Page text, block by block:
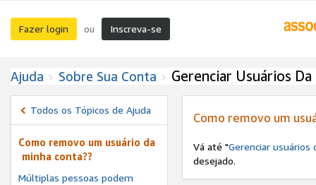
Fazer login ou Inscreva-se
Ajuda Sobre Sua Conta Gerenciar Usuários
Todos os Tópicos de Ajuda
Como removo um usuário da
minha conta??
Múltiplas pessoas podem
Como removo um
Vá até "Gerenciar usuários
desejado.